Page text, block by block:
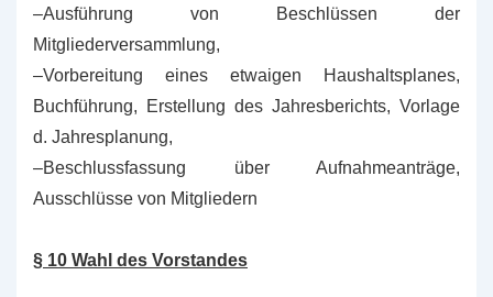
–Ausführung von Beschlüssen der
Mitgliederversammlung,
–Vorbereitung eines etwaigen Haushaltsplanes,
Buchführung, Erstellung des Jahresberichts, Vorlage
d. Jahresplanung,
–Beschlussfassung über Aufnahmeanträge,
Ausschlüsse von Mitgliedern
§ 10 Wahl des Vorstandes